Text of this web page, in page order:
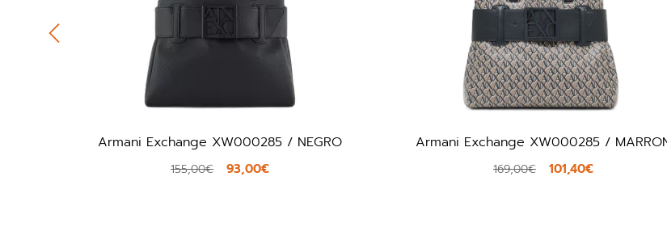
Armani Exchange XW000285 / MARRON
169,00€ 101,40€
Armani Exchange XW001596 /
125,00€ 75,00€